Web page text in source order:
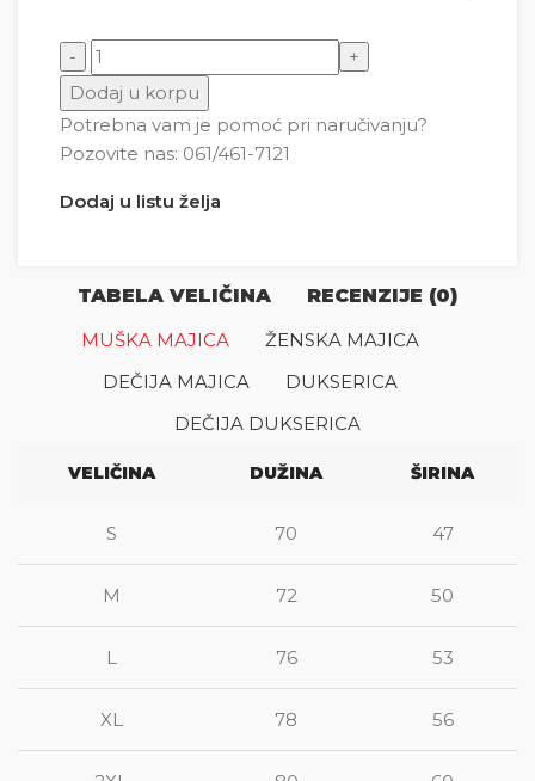
Meda Teddy Bear 136 Celofan folija ( Pakovanje )
količina
Dodaj u korpu
Potrebna vam je pomoć pri naručivanju?
Pozovite nas: 061/461-7121
Dodaj u listu želja
TABELA VELIČINA
RECENZIJE (0)
MUŠKA MAJICA
ŽENSKA MAJICA
DEČIJA MAJICA
DUKSERICA
DEČIJA DUKSERICA
VELIČINA DUŽINA ŠIRINA
S 70 47
M 72 50
L 76 53
XL 78 56